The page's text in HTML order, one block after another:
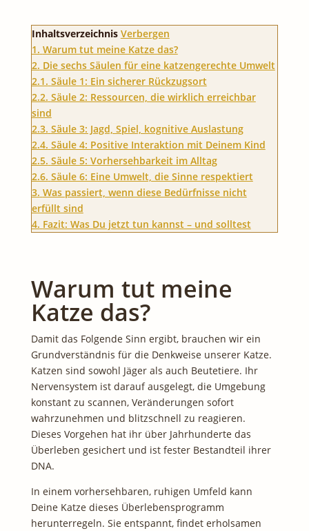
Inhaltsverzeichnis Verbergen
1. Warum tut meine Katze das?
2. Die sechs Säulen für eine katzengerechte Umwelt
2.1. Säule 1: Ein sicherer Rückzugsort
2.2. Säule 2: Ressourcen, die wirklich erreichbar
sind
2.3. Säule 3: Jagd, Spiel, kognitive Auslastung
2.4. Säule 4: Positive Interaktion mit Deinem Kind
2.5. Säule 5: Vorhersehbarkeit im Alltag
2.6. Säule 6: Eine Umwelt, die Sinne respektiert
3. Was passiert, wenn diese Bedürfnisse nicht
erfüllt sind
4. Fazit: Was Du jetzt tun kannst – und solltest
Warum tut meine
Katze das?
Damit das Folgende Sinn ergibt, brauchen wir ein
Grundverständnis für die Denkweise unserer Katze.
Katzen sind sowohl Jäger als auch Beutetiere. Ihr
Nervensystem ist darauf ausgelegt, die Umgebung
konstant zu scannen, Veränderungen sofort
wahrzunehmen und blitzschnell zu reagieren.
Dieses Vorgehen hat ihr über Jahrhunderte das
Überleben gesichert und ist fester Bestandteil ihrer
DNA.
In einem vorhersehbaren, ruhigen Umfeld kann
Deine Katze dieses Überlebensprogramm
herunterregeln. Sie entspannt, findet erholsamen